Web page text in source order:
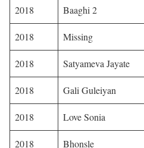
2018 Baaghi 2
2018 Missing
2018 Satyameva Jayate
2018 Gali Guleiyan
2018 Love Sonia
2018 Bhonsle